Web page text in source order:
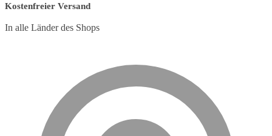
Kostenfreier Versand
In alle Länder des Shops